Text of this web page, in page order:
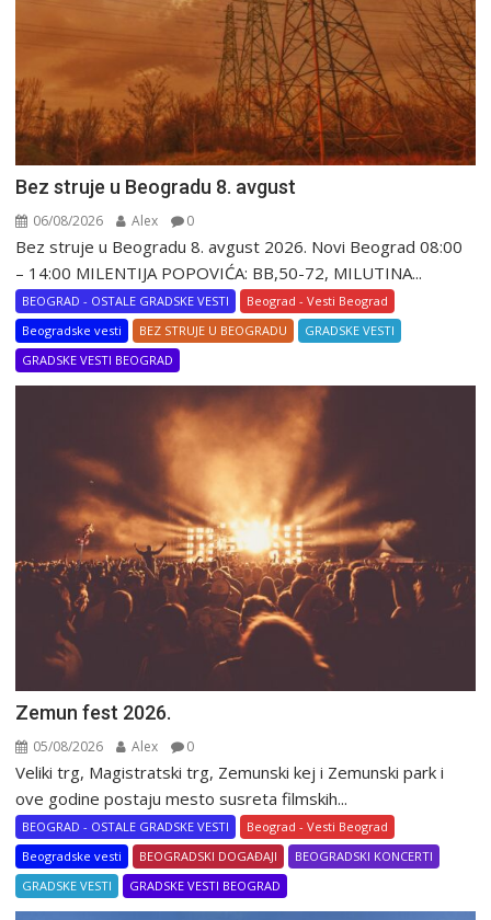
Bez struje u Beogradu 8. avgust
06/08/2026 Alex 0
Bez struje u Beogradu 8. avgust 2026. Novi Beograd 08:00
– 14:00 MILENTIJA POPOVIĆA: BB,50-72, MILUTINA...
BEOGRAD - OSTALE GRADSKE VESTI
Beograd - Vesti Beograd
Beogradske vesti
BEZ STRUJE U BEOGRADU
GRADSKE VESTI
GRADSKE VESTI BEOGRAD
Zemun fest 2026.
05/08/2026 Alex 0
Veliki trg, Magistratski trg, Zemunski kej i Zemunski park i
ove godine postaju mesto susreta filmskih...
BEOGRAD - OSTALE GRADSKE VESTI
Beograd - Vesti Beograd
Beogradske vesti
BEOGRADSKI DOGAĐAJI
BEOGRADSKI KONCERTI
GRADSKE VESTI
GRADSKE VESTI BEOGRAD